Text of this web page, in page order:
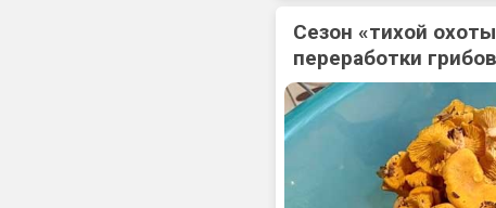
Сезон «тихой
переработки